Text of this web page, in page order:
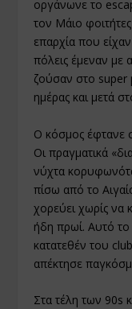
οργάνωνε το
τον Μάιο φοιτήτες
επαρχία που
πόλεις έμεναν με
ζούσαν στο super
ημέρας και μετά
Ο κόσμος έφτανε
Οι πραγματικά
νύχτα
πίσω από το
χορεύει χωρίς να
ήδη πρωί. Αυτό
κατατεθέν του
απέκτησε
Στα τέλη των 90s